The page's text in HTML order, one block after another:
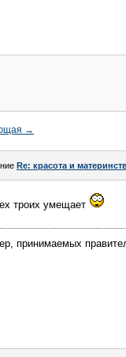
→
Re: красота и
троих умещает
принимаемых